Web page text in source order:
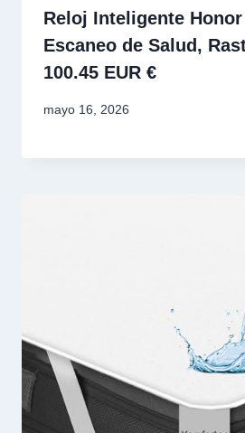
Reloj Inteligente
Escaneo de Salud,
100.45 EUR €
mayo 16, 2026